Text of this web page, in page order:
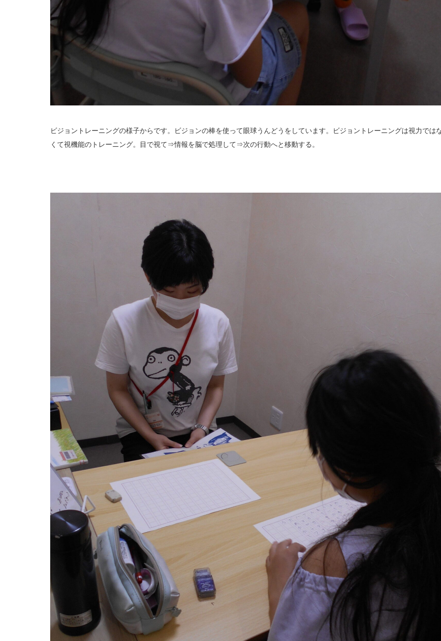
ビジョントレーニングの様子からです。ビジョンの棒を使って眼球うんどうをしています。ビジョントレーニングは視力では
くて視機能のトレーニング。目で視て⇒情報を脳で処理して⇒次の行動へと移動する。